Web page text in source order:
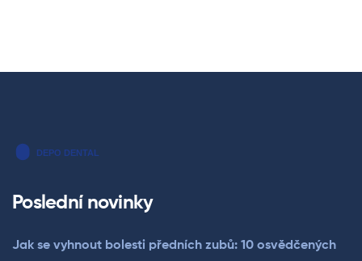
Poslední novinky
Jak se vyhnout bolesti předních zubů: 10 osvědčených